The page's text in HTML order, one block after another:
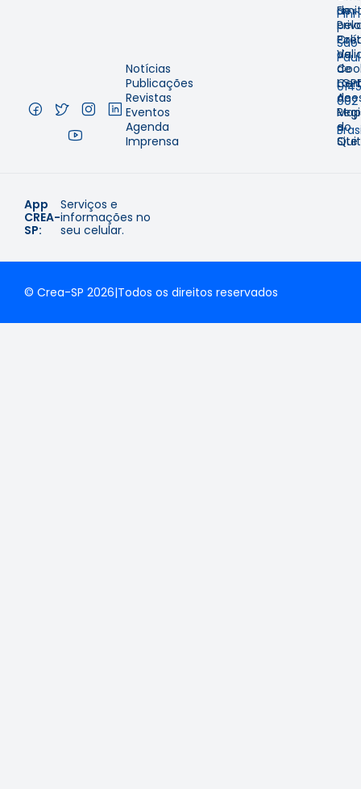
Notícias
Publicações
Revistas
Eventos
Agenda
Imprensa
pelo
de
de
e
de
de
do
Site
–
São
–
002
–
App
CREA-
SP:
Serviços e
informações no
seu celular.
© Crea-SP 2026|Todos os direitos reservados